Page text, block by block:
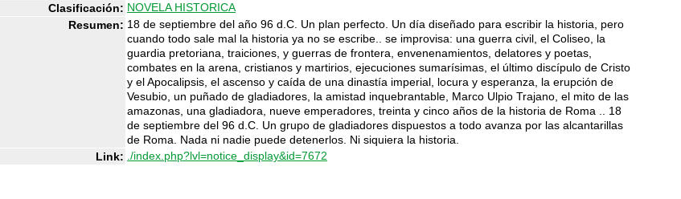
Clasificación: NOVELA HISTORICA
Resumen: 18 de septiembre del año 96 d.C. Un plan perfecto. Un día diseñado para escribir la historia, pero
cuando todo sale mal la historia ya no se escribe.. se improvisa: una guerra civil, el Coliseo, la
guardia pretoriana, traiciones, y guerras de frontera, envenenamientos, delatores y poetas,
combates en la arena, cristianos y martirios, ejecuciones sumarísimas, el último discípulo de Cristo
y el Apocalipsis, el ascenso y caída de una dinastía imperial, locura y esperanza, la erupción de
Vesubio, un puñado de gladiadores, la amistad inquebrantable, Marco Ulpio Trajano, el mito de las
amazonas, una gladiadora, nueve emperadores, treinta y cinco años de la historia de Roma .. 18
de septiembre del 96 d.C. Un grupo de gladiadores dispuestos a todo avanza por las alcantarillas
de Roma. Nada ni nadie puede detenerlos. Ni siquiera la historia.
Link: ./index.php?lvl=notice_display&id=7672